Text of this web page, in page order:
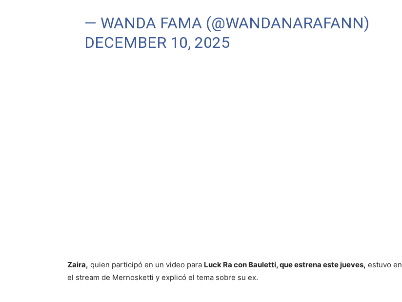
— WANDA FAMA (@WANDANARAFANN)
DECEMBER 10, 2025
Zaira, quien participó en un video para Luck Ra con Bauletti, que estrena este jueves, estuvo en
el stream de Mernosketti y explicó el tema sobre su ex.